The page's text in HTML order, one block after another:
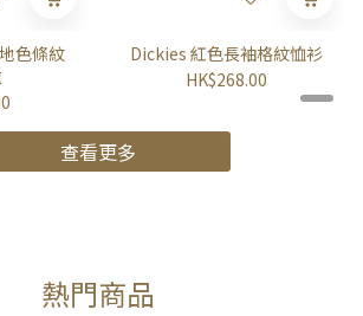
色條紋
Dickies 紅色長袖格紋恤衫
HK$268.00
查看更多
熱門商品